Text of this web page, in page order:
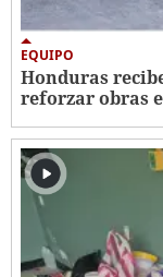
EQUIPO
Honduras
reforzar obras